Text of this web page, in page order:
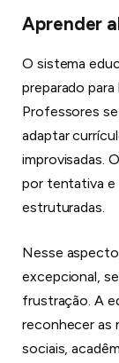
Aprender
O sistema
preparado
Professores
adaptar
improvisadas.
por tentativa e
estruturadas.
Nesse
excepcional,
frustração. A
reconhecer as
sociais,